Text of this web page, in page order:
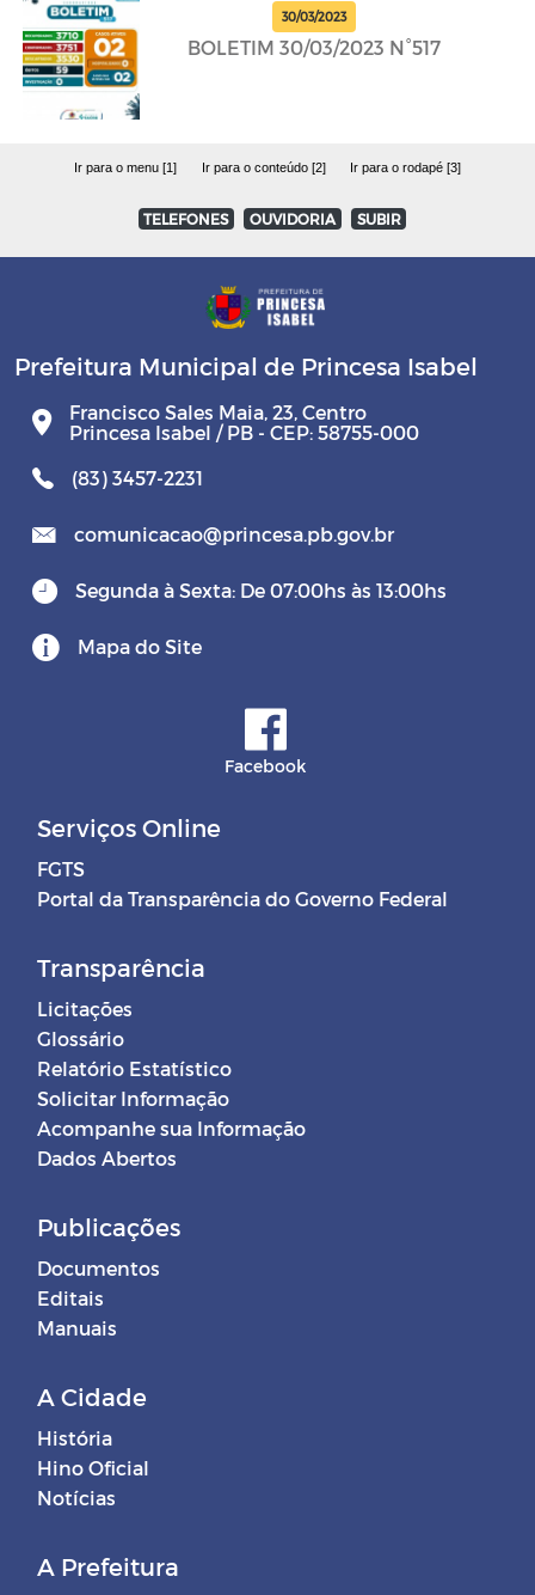
30/03/2023
BOLETIM 30/03/2023 N°517
Ir para o menu [1] Ir para o conteúdo [2] Ir para o rodapé [3]
TELEFONES OUVIDORIA SUBIR
Prefeitura Municipal de Princesa Isabel
Francisco Sales Maia, 23, Centro
Princesa Isabel / PB - CEP: 58755-000
(83) 3457-2231
comunicacao@princesa.pb.gov.br
Segunda à Sexta: De 07:00hs às 13:00hs
Mapa do Site
Facebook
Serviços Online
FGTS
Portal da Transparência do Governo Federal
Transparência
Licitações
Glossário
Relatório Estatístico
Solicitar Informação
Acompanhe sua Informação
Dados Abertos
Publicações
Documentos
Editais
Manuais
A Cidade
História
Hino Oficial
Notícias
A Prefeitura